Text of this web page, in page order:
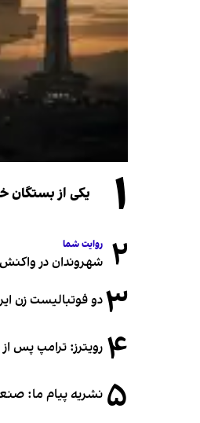
۱ یکی از بستگان
۲ روایت شما
شهروندان در واکنش
۳دو فوتبالیست زن ایرانی ۵ ماه پس از پناهندگی، شهروند
۴ رویترز: ترامپ پس
۵ نشریه پیام ما: